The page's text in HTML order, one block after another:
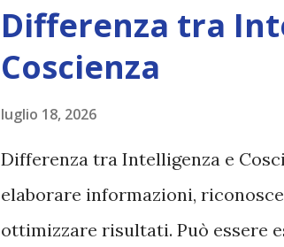
Differenza tra
Coscienza
luglio 18, 2026
Differenza tra Intelligenza e
elaborare informazioni,
ottimizzare risultati. Può essere